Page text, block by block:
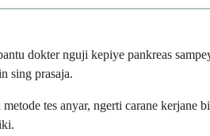
dokter nguji kepiye pankreas
sing prasaja.
tes anyar, ngerti carane